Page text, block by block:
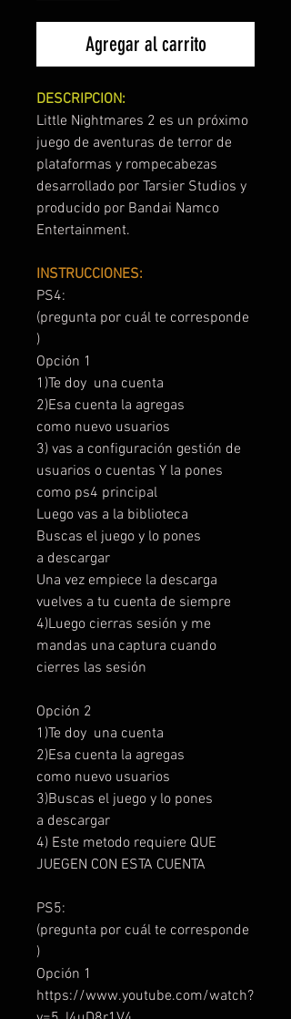
Agregar al carrito
DESCRIPCION:
Little Nightmares 2 es un próximo
juego de aventuras de terror de
plataformas y rompecabezas
desarrollado por Tarsier Studios y
producido por Bandai Namco
Entertainment.
INSTRUCCIONES:
PS4:
(pregunta por cuál te corresponde
)
Opción 1
1)Te doy una cuenta
2)Esa cuenta la agregas
como nuevo usuarios
3) vas a configuración gestión de
usuarios o cuentas Y la pones
como ps4 principal
Luego vas a la biblioteca
Buscas el juego y lo pones
a descargar
Una vez empiece la descarga
vuelves a tu cuenta de siempre
4)Luego cierras sesión y me
mandas una captura cuando
cierres las sesión
Opción 2
1)Te doy una cuenta
2)Esa cuenta la agregas
como nuevo usuarios
3)Buscas el juego y lo pones
a descargar
4) Este metodo requiere QUE
JUEGEN CON ESTA CUENTA
PS5:
(pregunta por cuál te corresponde
)
Opción 1
https://www.youtube.com/watch?